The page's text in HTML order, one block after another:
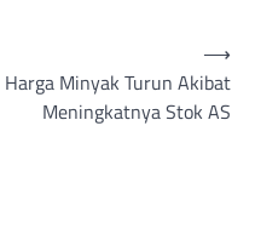
Harga Minyak Turun Akibat
Meningkatnya Stok AS
⟶